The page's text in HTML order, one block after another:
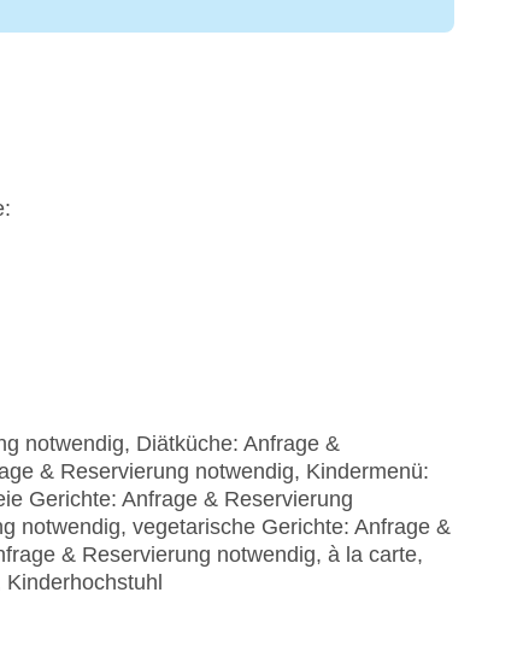
notwendig, Diätküche: Anfrage &
& Reservierung notwendig, Kindermenü:
Gerichte: Anfrage & Reservierung
notwendig, vegetarische Gerichte: Anfrage &
& Reservierung notwendig, à la carte,